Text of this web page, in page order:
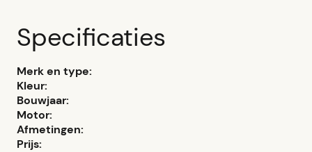
Specificaties
Merk en type:
Kleur:
Bouwjaar:
Motor:
Afmetingen:
Prijs: